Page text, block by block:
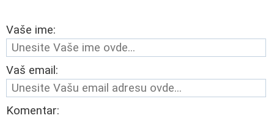
Vaše ime:
Vaš email:
Komentar: